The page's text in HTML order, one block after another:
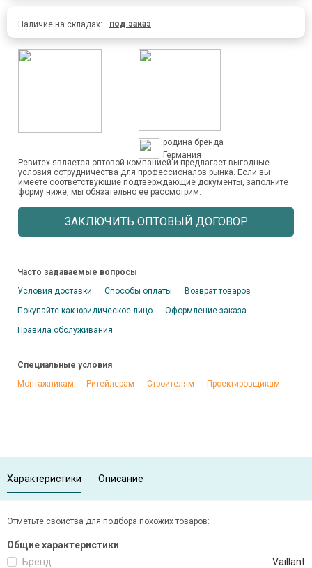
Наличие на складах: под заказ
родина бренда
Германия
Ревитех является оптовой компанией и предлагает выгодные
условия сотрудничества для профессионалов рынка. Если вы
имеете соответствующие подтверждающие документы, заполните
форму ниже, мы обязательно ее рассмотрим.
ЗАКЛЮЧИТЬ ОПТОВЫЙ ДОГОВОР
Часто задаваемые вопросы
Условия доставки
Способы оплаты
Возврат товаров
Покупайте как юридическое лицо
Оформление заказа
Правила обслуживания
Специальные условия
Монтажникам
Ритейлерам Строителям Проектировщикам
Характеристики Описание
Отметьте свойства для подбора похожих товаров:
Общие характеристики
Бренд:
Vaillant